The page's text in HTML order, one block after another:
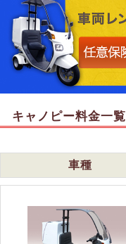
キャノピー料金一覧
車種